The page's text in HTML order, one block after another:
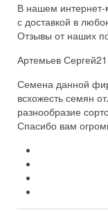
В нашем интернет-
с доставкой в
Отзывы от наших
Артемьев Сергей
Семена данной
всхожесть семян
разнообразие
Спасибо вам